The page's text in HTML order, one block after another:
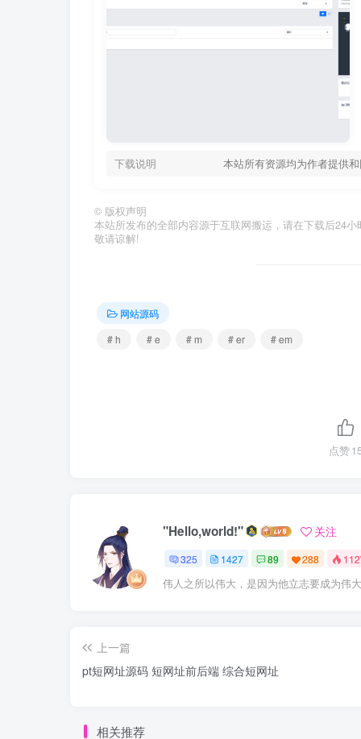
下载说明 本站所有资源均为作者提供
© 版权声明
本站所发布的全部内容源于互联网搬运，请在下载后24
敬请谅解!
网站源码
# h
# e # m # er # em
点赞
"Hello,world!" 关注
325 1427 89 288
伟人之所以伟大，是因为他立志要成为伟
上一篇
pt短网址源码 短网址前后端 综合短网址
相关推荐